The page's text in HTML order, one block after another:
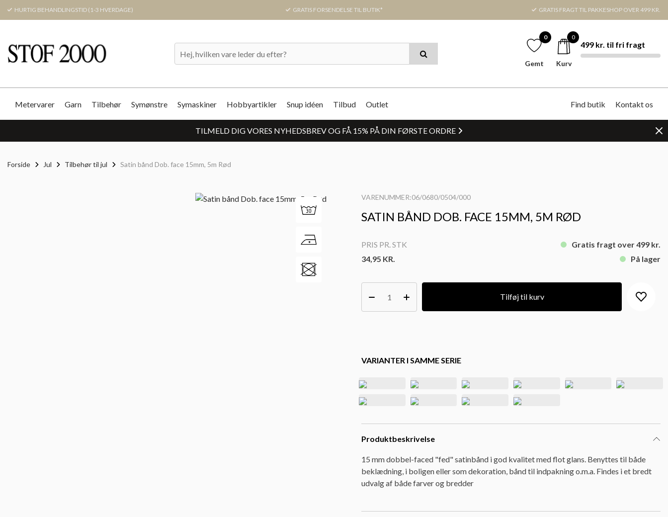
HURTIG BEHANDLINGSTID (1-3 HVERDAGE) GRATIS FORSENDELSE TIL BUTIK* GRATIS FRAGT TIL PAKKESHOP OVER 499 KR.
0
Gemt
0
Kurv
499 kr. til fri fragt
Metervarer Garn Tilbehør Symønstre Symaskiner Hobbyartikler Snup idéen Tilbud Outlet Find butik Kontakt os
TILMELD DIG VORES NYHEDSBREV OG FÅ 15% PÅ DIN FØRSTE ORDRE
Forside Jul Tilbehør til jul Satin bånd Dob. face 15mm, 5m Rød
VARENUMMER:06/0680/0504/000
SATIN BÅND DOB. FACE 15MM, 5M RØD
PRIS PR. STK
34,95 KR.
Gratis fragt over 499 kr.
På lager
Tilføj til kurv
VARIANTER I SAMME SERIE
Produktbeskrivelse
15 mm dobbel-faced "fed" satinbånd i god kvalitet med flot glans. Benyttes til både
beklædning, i boligen eller som dekoration, bånd til indpakning o.m.a. Findes i et bredt
udvalg af både farver og bredder